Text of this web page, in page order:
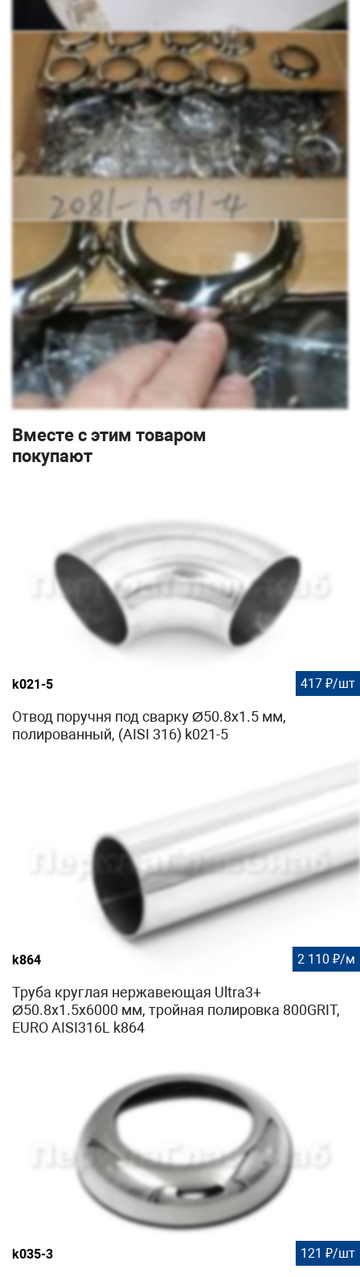
Вместе с этим товаром
покупают
k021-5 417 ₽/шт
Отвод поручня под сварку Ø50.8х1.5 мм,
полированный, (AISI 316) k021-5
k864 2 110 ₽/м
Труба круглая нержавеющая Ultra3+
Ø50.8х1.5х6000 мм, тройная полировка 800GRIT,
EURO AISI316L k864
k035-3 121 ₽/шт